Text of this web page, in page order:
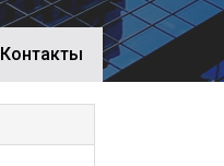
Контакты